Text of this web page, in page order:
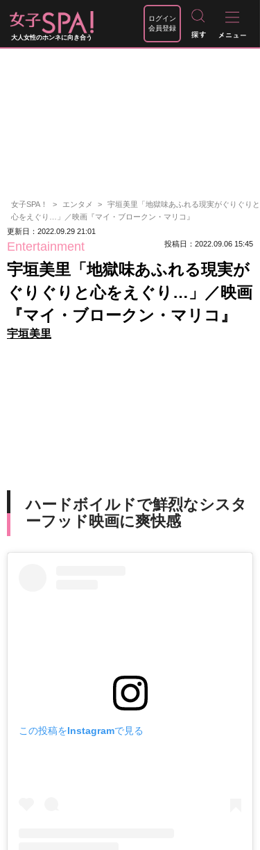
大人女性のホンネに向き合う
ログイン
会員登録
女子SPA！ エンタメ
宇垣美里「地獄味あふれる現実がぐりぐりと
心をえぐり…」／映画『マイ・ブロークン・マリコ』
更新日：2022.09.29 21:01
Entertainment 投稿日：2022.09.06 15:45
宇垣美里「地獄味あふれる現実が
ぐりぐりと心をえぐり…」／映画
『マイ・ブロークン・マリコ』
宇垣美里
ハードボイルドで鮮烈なシスタ
ーフッド映画に爽快感
この投稿をInstagramで見る